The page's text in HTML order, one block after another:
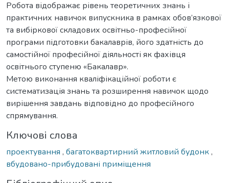
Робота відображає рівень теоретичних знань і
практичних навичок випускника в рамках обов’язкової
та вибіркової складових освітньо-професійної
програми підготовки бакалаврів, його здатність до
самостійної професійної діяльності як фахівця
освітнього ступеню «Бакалавр».
Метою виконання кваліфікаційної роботи є
систематизація знань та розширення навичок щодо
вирішення завдань відповідно до професійного
спрямування.
Ключові слова
проектування , багатоквартирний житловий будонк,
вбудовано-прибудовані приміщення